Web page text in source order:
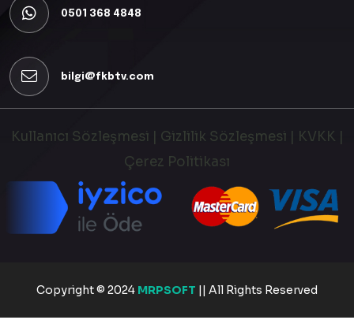
0501 368 4848
bilgi@fkbtv.com
Kullanıcı Sözleşmesi Gizlilik Sözleşmesi KVKK
Çerez Politikası
Copyright © 2024 MRPSOFT || All Rights Reserved